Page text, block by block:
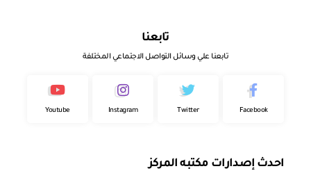
تابعنا
تابعنا علي وسائل التواصل الاجتماعي المختلفة
Facebook
Twitter
Instagram
Youtube
احدث إصدارات مكتبه المركز